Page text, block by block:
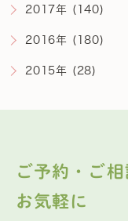
2017年 (140)
2016年 (180)
2015年 (28)
ご予約・ご相
お気軽に